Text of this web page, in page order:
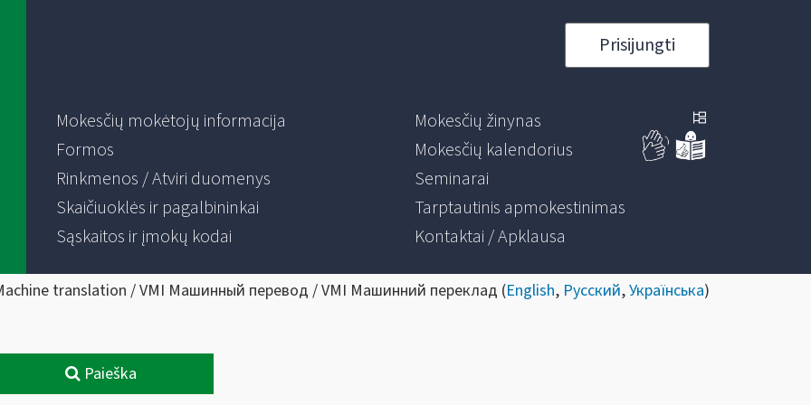
Prisijungti
Mokesčių mokėtojų informacija
Formos
Rinkmenos / Atviri duomenys
Skaičiuoklės ir pagalbininkai
Sąskaitos ir įmokų kodai
Mokesčių žinynas
Mokesčių kalendorius
Seminarai
Tarptautinis apmokestinimas
Kontaktai / Apklausa
translation / VMI Машинный перевод / VMI Машинний переклад (English, Русский,Українська)
Paieška